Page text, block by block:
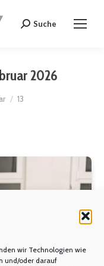
wir Technologien wie
und/oder darauf
Search:
Suche
2026
13